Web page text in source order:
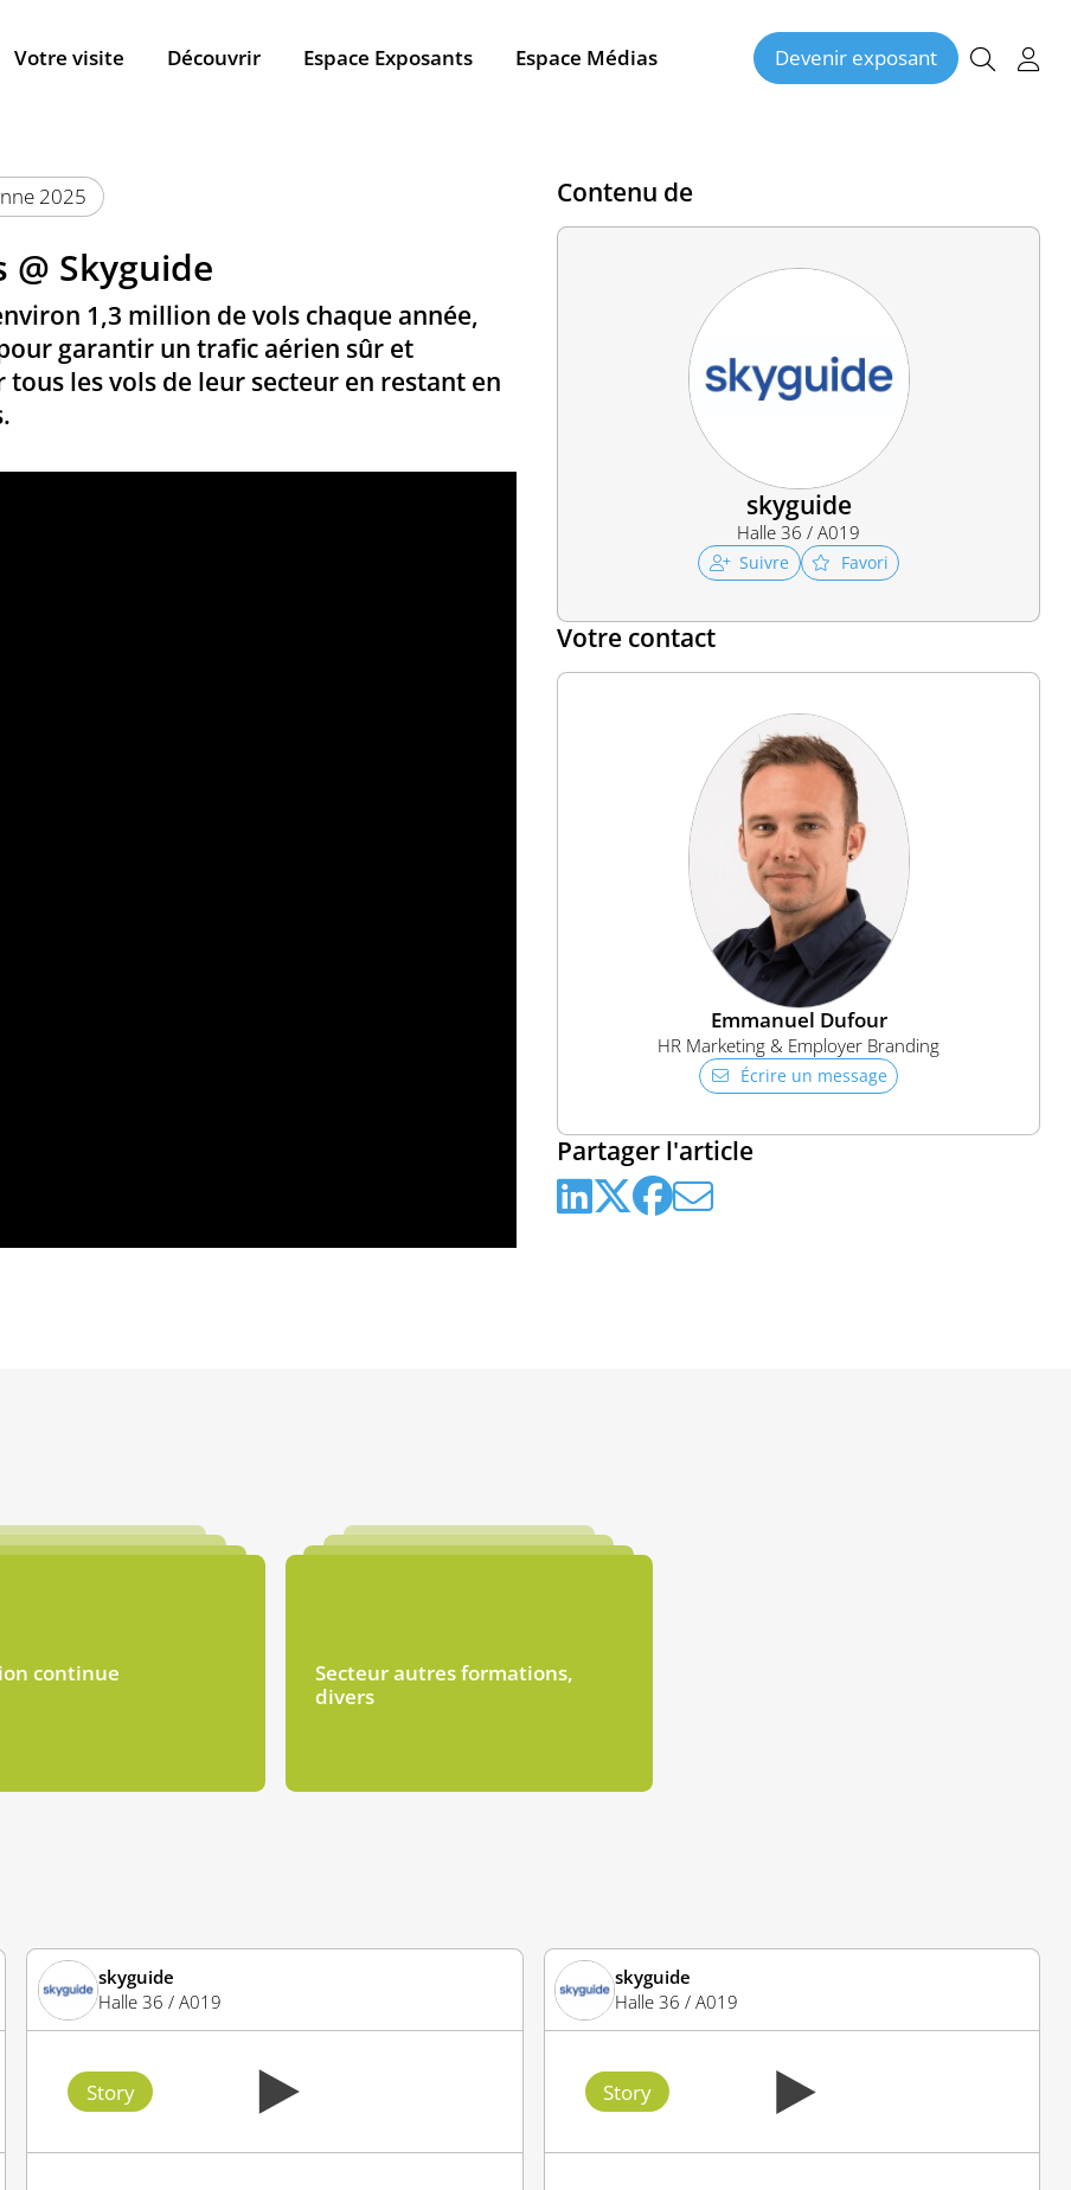
Votre visite Découvrir Espace Exposants Espace Médias Devenir exposant
2025
@ Skyguide
1,3 million de vols chaque année,
garantir un trafic aérien sûr et
les vols de leur secteur en restant en
Contenu de
skyguide
Halle 36 / A019
Suivre Favori
Votre contact
Emmanuel Dufour
HR Marketing & Employer Branding
Écrire un message
Partager l'article
continue
Secteur autres formations,
divers
skyguide
Halle 36 / A019
Story
skyguide
Halle 36 / A019
Story